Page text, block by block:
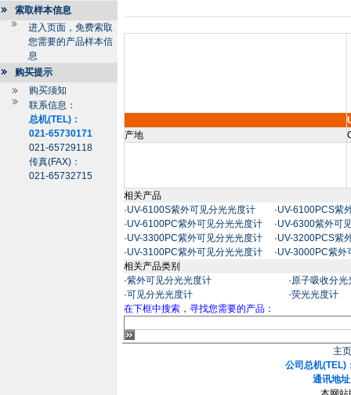
索取样本信息
进入页面，免费索取
您需要的产品样本信
息
购买提示
购买须知
联系信息：
总机(TEL)：
021-65730171
021-65729118
传真(FAX)：
021-65732715
产地
相关产品
·UV-6100S紫外可见分光光度计 ·UV-6100PCS紫
·UV-6100PC紫外可见分光光度计 ·UV-6300紫外可
·UV-3300PC紫外可见分光光度计 ·UV-3200PCS紫
·UV-3100PC紫外可见分光光度计 ·UV-3000PC紫外
相关产品类别
·紫外可见分光光度计 ·原子吸收分光
·可见分光光度计 ·荧光光度计
在下框中搜索，寻找您需要的产品：
主
公司总机
通讯地